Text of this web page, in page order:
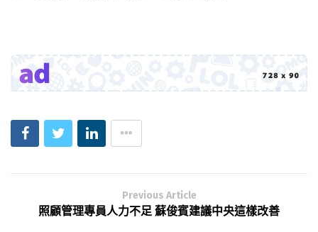
Previous Article
照顧管理專員人力不足 蘇俊賓建議中央這樣改善